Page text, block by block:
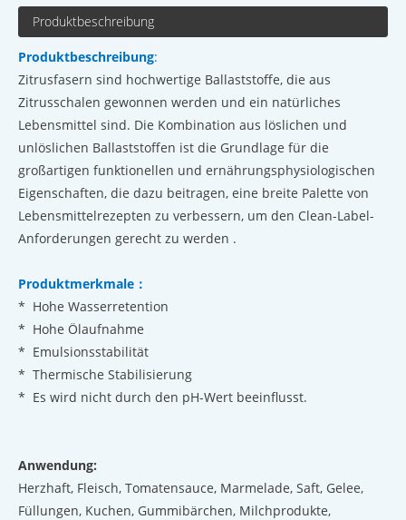
Produktbeschreibung
Produktbeschreibung:
Zitrusfasern sind hochwertige Ballaststoffe, die aus
Zitrusschalen gewonnen werden und ein natürliches
Lebensmittel sind. Die Kombination aus löslichen und
unlöslichen Ballaststoffen ist die Grundlage für die
großartigen funktionellen und ernährungsphysiologischen
Eigenschaften, die dazu beitragen, eine breite Palette von
Lebensmittelrezepten zu verbessern, um den Clean-Label-
Anforderungen gerecht zu werden .
Produktmerkmale ：
* Hohe Wasserretention
* Hohe Ölaufnahme
* Emulsionsstabilität
* Thermische Stabilisierung
* Es wird nicht durch den pH-Wert beeinflusst.
Anwendung:
Herzhaft, Fleisch, Tomatensauce, Marmelade, Saft, Gelee,
Füllungen, Kuchen, Gummibärchen, Milchprodukte,